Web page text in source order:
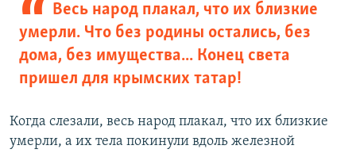
Весь народ плакал, что их близкие
умерли. Что без родины остались, без
дома, без имущества... Конец света
пришел для крымских татар!
Когда слезали, весь народ плакал, что их близкие
умерли, а их тела покинули вдоль железной